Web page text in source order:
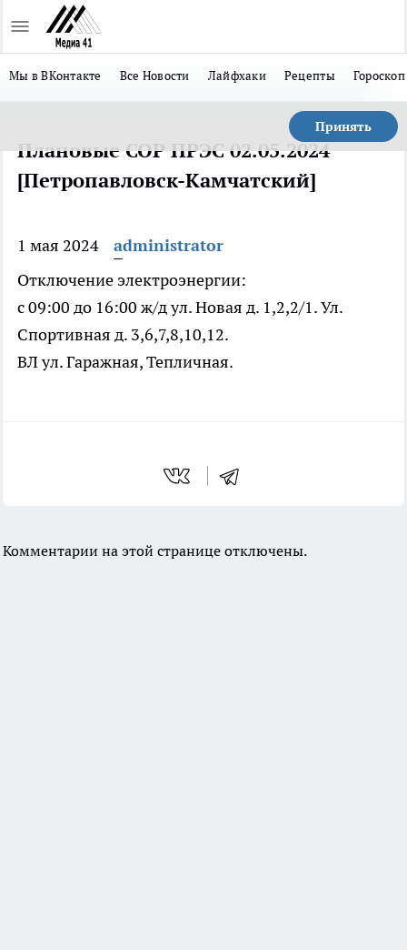
Мы в ВКонтакте Все Новости Лайфхаки Рецепты Гороскоп
Принять
Плановые СОР ПРЭС 02.05.2024
[Петропавловск-Камчатский]
1 мая 2024
administrator
Отключение электроэнергии:
с 09:00 до 16:00 ж/д ул. Новая д. 1,2,2/1. Ул.
Спортивная д. 3,6,7,8,10,12.
ВЛ ул. Гаражная, Тепличная.
Комментарии на этой странице отключены.